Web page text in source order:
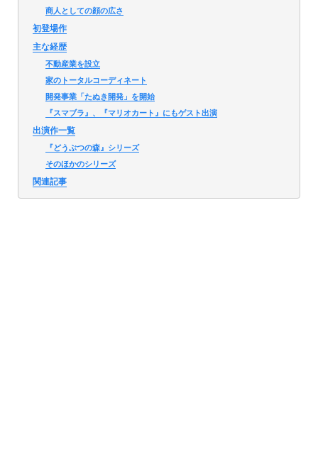
商人としての顔の広さ
初登場作
主な経歴
不動産業を設立
家のトータルコーディネート
開発事業「たぬき開発」を開始
『スマブラ』、『マリオカート』にもゲスト出演
出演作一覧
『どうぶつの森』シリーズ
そのほかのシリーズ
関連記事